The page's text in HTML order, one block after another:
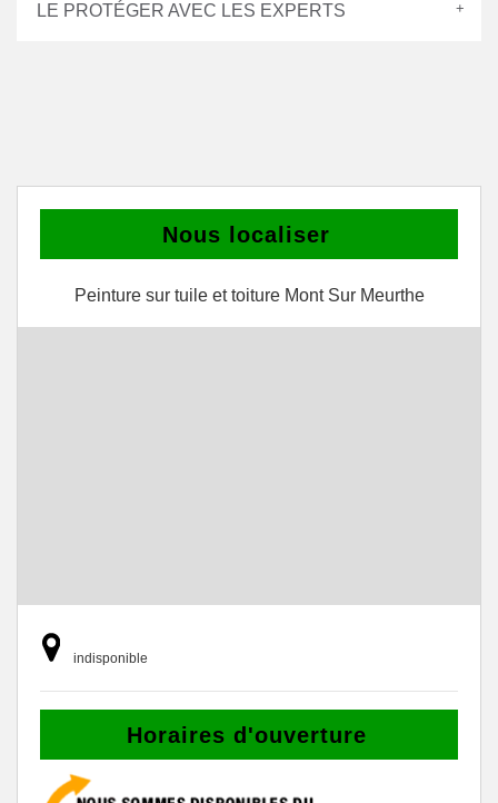
LE PROTÉGER AVEC LES EXPERTS
Nous localiser
Peinture sur tuile et toiture Mont Sur Meurthe
indisponible
Horaires d'ouverture